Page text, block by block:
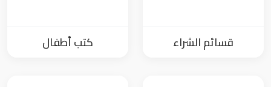
قسائم الشراء كتب أطفال